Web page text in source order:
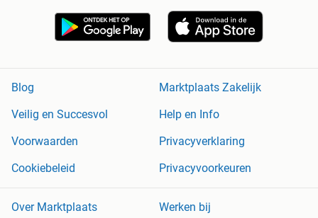
Blog
Marktplaats Zakelijk
Veilig en Succesvol
Help en Info
Voorwaarden
Privacyverklaring
Cookiebeleid
Privacyvoorkeuren
Over Marktplaats
Werken bij